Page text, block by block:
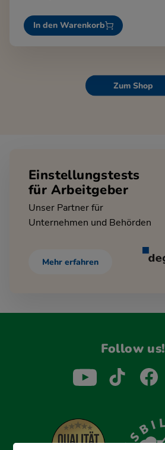
In den Warenkorb
Zum Shop
Einstellungstests
für Arbeitgeber
Unser Partner für
Unternehmen und Behörden
Mehr erfahren
Follow us!